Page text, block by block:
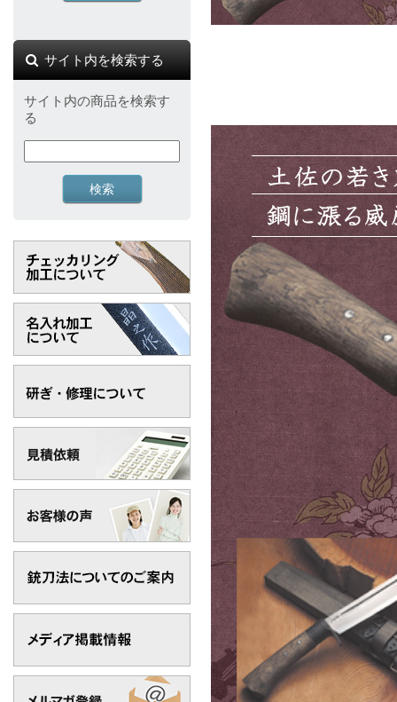
サイト内を検索する
サイト内の商品を検索す
る